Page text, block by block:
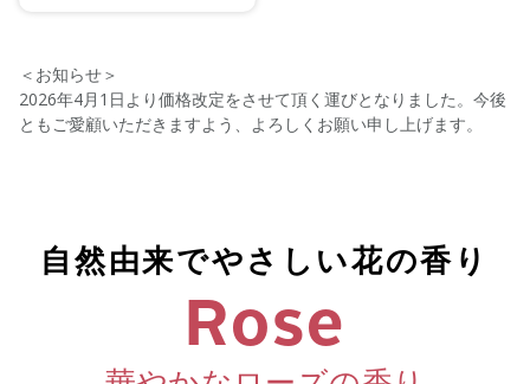
＜お知らせ＞
2026年4月1日より価格改定をさせて頂く運びとなりました。今後
ともご愛顧いただきますよう、よろしくお願い申し上げます。
自然由来でやさしい花の香り
Rose